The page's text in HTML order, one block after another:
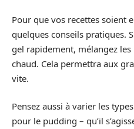
Pour que vos recettes soient
quelques conseils pratiques.
gel rapidement, mélangez
chaud. Cela permettra aux
vite.
Pensez aussi à varier les
pour le pudding – qu’il